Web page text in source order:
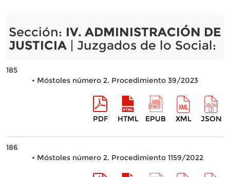
Sección: IV. ADMINISTRACIÓN DE
JUSTICIA| Juzgados de lo Social:
185
• Móstoles número 2. Procedimiento 39/2023
PDF HTML EPUB XML JSON
186
• Móstoles número 2. Procedimiento 1159/2022